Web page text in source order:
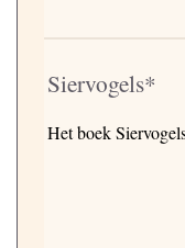
Siervogels*
Het boek